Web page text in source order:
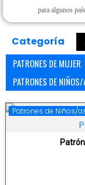
para algunos
Categoría
PATRONES DE MUJER
PATRONES DE
Patrones de Niños/